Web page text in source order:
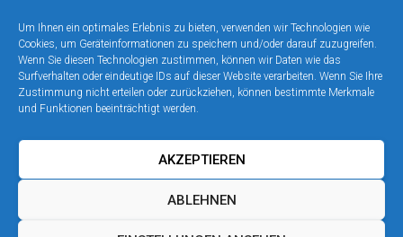
Um Ihnen ein optimales Erlebnis zu bieten, verwenden wir Technologien wie
Cookies, um Geräteinformationen zu speichern und/oder darauf zuzugreifen.
Wenn Sie diesen Technologien zustimmen, können wir Daten wie das
Surfverhalten oder eindeutige IDs auf dieser Website verarbeiten. Wenn Sie Ihre
Zustimmung nicht erteilen oder zurückziehen, können bestimmte Merkmale
und Funktionen beeinträchtigt werden.
AKZEPTIEREN
ABLEHNEN
dem Programm. Mit einem
sportlichen Part, jeder Menge
guter Laune und Read more…